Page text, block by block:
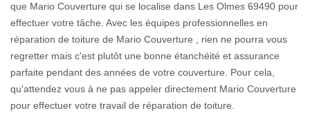
que Mario Couverture qui se localise dans Les Olmes 69490 pour
effectuer votre tâche. Avec les équipes professionnelles en
réparation de toiture de Mario Couverture , rien ne pourra vous
regretter mais c'est plutôt une bonne étanchéité et assurance
parfaite pendant des années de votre couverture. Pour cela,
qu'attendez vous à ne pas appeler directement Mario Couverture
pour effectuer votre travail de réparation de toiture.